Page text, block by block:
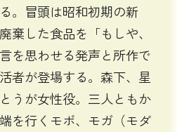
。冒頭は昭和初期の新
棄した食品を「もしや、
を思わせる発声と所作で
者が登場する。森下、星
うが女性役。三人ともか
を行くモボ、モガ（モダ